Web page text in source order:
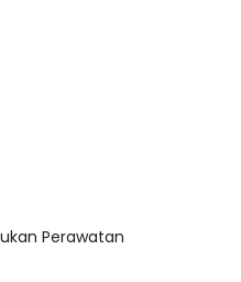
Perawatan